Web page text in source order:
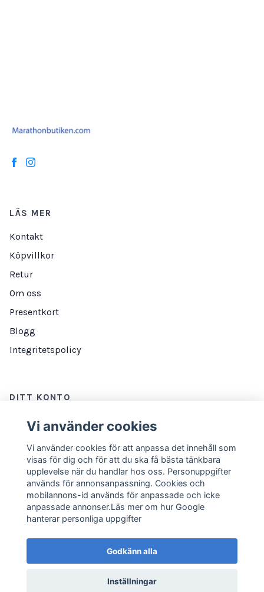
LÄS MER
Kontakt
Köpvillkor
Retur
Om oss
Presentkort
Blogg
Integritetspolicy
DITT KONTO
Logga in
NYHETSBREV
E-postadress
Prenumerera
© 2026 Marathonbutiken
Vi använder cookies
Vi använder cookies för att anpassa det innehåll som
visas för dig och för att du ska få bästa tänkbara
upplevelse när du handlar hos oss. Personuppgifter
används för annonsanpassning. Cookies och
mobilannons-id används för anpassade och icke
anpassade annonser.Läs mer om hur Google
hanterar personliga uppgifter
Godkänn alla
Inställningar